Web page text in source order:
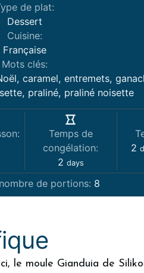
de plat:
Dessert
Cuisine:
Française
Mots clés:
caramel, entremets,
praliné, praliné noisette
Temps de
congélation:
2 days
2
de portions: 8
le moule Gianduia de